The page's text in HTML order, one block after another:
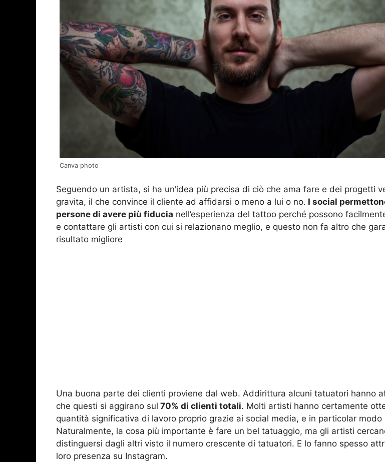
Canva photo
Seguendo un artista, si ha un’idea più precisa di ciò che ama fare e dei progetti
gravita, il che convince il cliente ad affidarsi o meno a lui o no. I social
persone di avere più fiducia nell’esperienza del tattoo perché possono
e contattare gli artisti con cui si relazionano meglio, e questo non fa altro che
risultato migliore
Una buona parte dei clienti proviene dal web. Addirittura alcuni tatuatori hanno
che questi si aggirano sul 70% di clienti totali. Molti artisti hanno certamente
quantità significativa di lavoro proprio grazie ai social media, e in particolar modo
Naturalmente, la cosa più importante è fare un bel tatuaggio, ma gli artisti
distinguersi dagli altri visto il numero crescente di tatuatori. E lo fanno spesso
loro presenza su Instagram.